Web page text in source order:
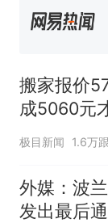
搬家报价
成5060元
子傻眼
极目新闻 1.6万
外媒：波
发出最后